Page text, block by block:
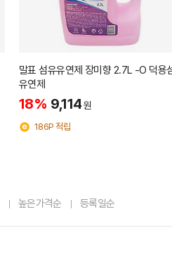
말표 섬유유연제 장미향 2.7L -O 덕용
유연제
18% 9,114원
186P 적립
높은가격순 등록일순